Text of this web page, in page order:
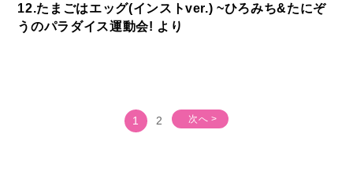
12.たまごはエッグ(インストver.) ~ひろみち&たにぞ
うのパラダイス運動会! より
1 2 次へ >